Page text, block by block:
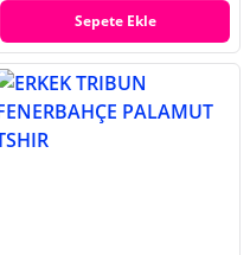
Sepete Ekle